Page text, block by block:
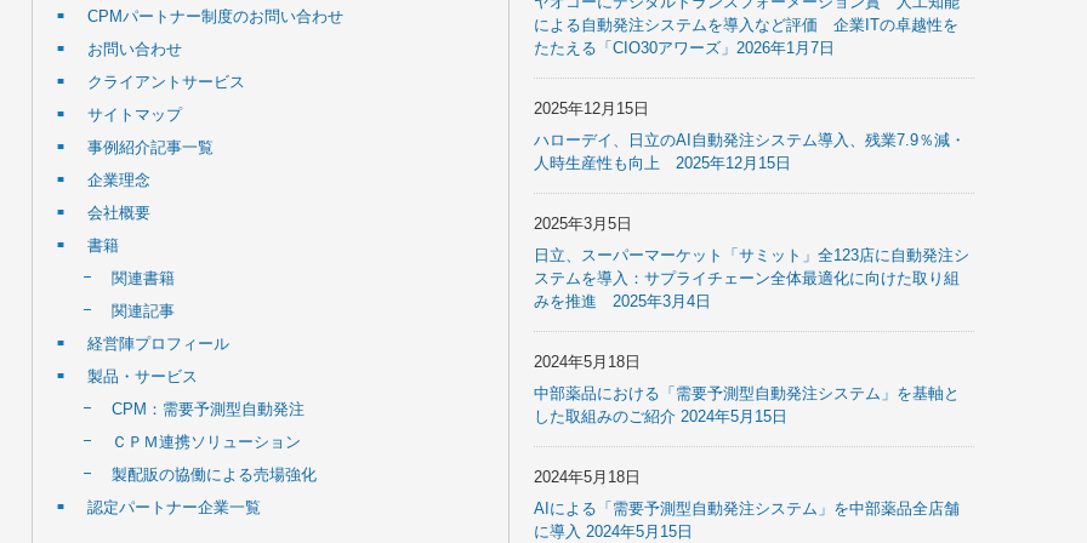
CPMパートナー制度のお問い合わせ
お問い合わせ
クライアントサービス
サイトマップ
事例紹介記事一覧
企業理念
会社概要
書籍
関連書籍
関連記事
経営陣プロフィール
製品・サービス
CPM：需要予測型自動発注
ＣＰＭ連携ソリューション
製配販の協働による売場強化
認定パートナー企業一覧
による自動発注システムを導入など評価 企業ITの卓越性を
たたえる「CIO30アワーズ」2026年1月7日
2025年12月15日
ハローデイ、日立のAI自動発注システム導入、残業7.9％減・
人時生産性も向上 2025年12月15日
2025年3月5日
日立、スーパーマーケット「サミット」全123店に自動発注シ
ステムを導入：サプライチェーン全体最適化に向けた取り組
みを推進 2025年3月4日
2024年5月18日
中部薬品における「需要予測型自動発注システム」を基軸と
した取組みのご紹介 2024年5月15日
2024年5月18日
AIによる「需要予測型自動発注システム」を中部薬品全店舗
に導入 2024年5月15日